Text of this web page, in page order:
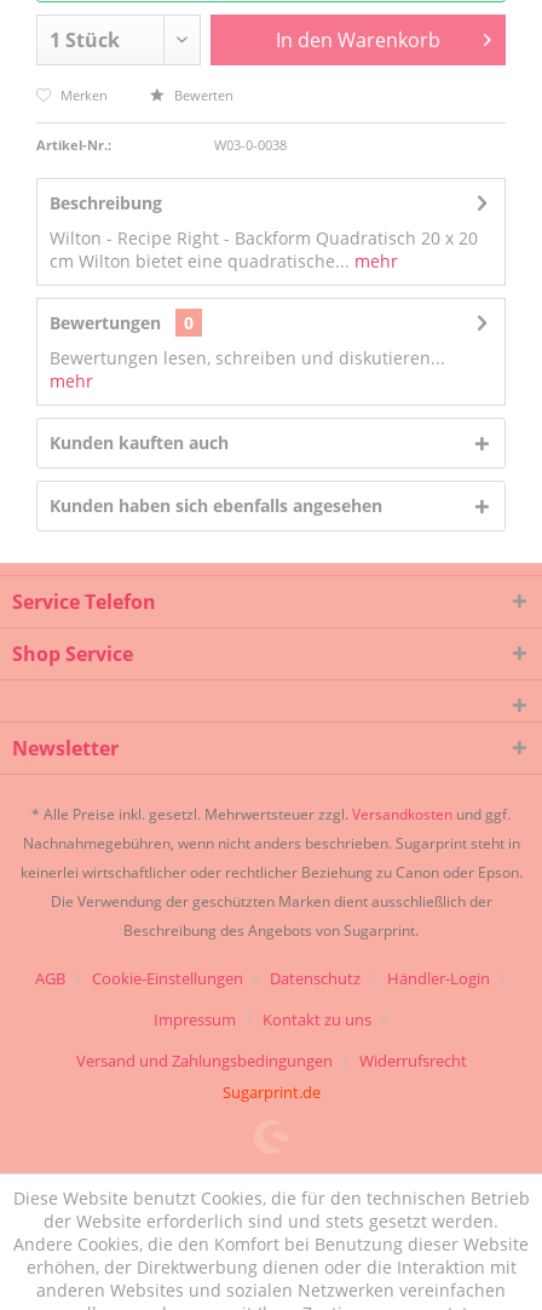
In den Warenkorb
Merken Bewerten
Artikel-Nr.: W03-0-0038
Beschreibung
Wilton - Recipe Right - Backform Quadratisch 20 x 20
cm Wilton bietet eine quadratische... mehr
Bewertungen
0
Bewertungen lesen, schreiben und diskutieren...
mehr
Kunden kauften auch
Kunden haben sich ebenfalls angesehen
Service Telefon
Shop Service
Newsletter
* Alle Preise inkl. gesetzl. Mehrwertsteuer zzgl. Versandkosten und ggf.
Nachnahmegebühren, wenn nicht anders beschrieben. Sugarprint steht in
keinerlei wirtschaftlicher oder rechtlicher Beziehung zu Canon oder Epson.
Die Verwendung der geschützten Marken dient ausschließlich der
Beschreibung des Angebots von Sugarprint.
AGB Cookie-Einstellungen Datenschutz
Händler-Login
Impressum
Kontakt zu uns
Versand und Zahlungsbedingungen
Widerrufsrecht
Sugarprint.de
Diese Website benutzt Cookies, die für den technischen Betrieb
der Website erforderlich sind und stets gesetzt werden.
Andere Cookies, die den Komfort bei Benutzung dieser Website
erhöhen, der Direktwerbung dienen oder die Interaktion mit
anderen Websites und sozialen Netzwerken vereinfachen